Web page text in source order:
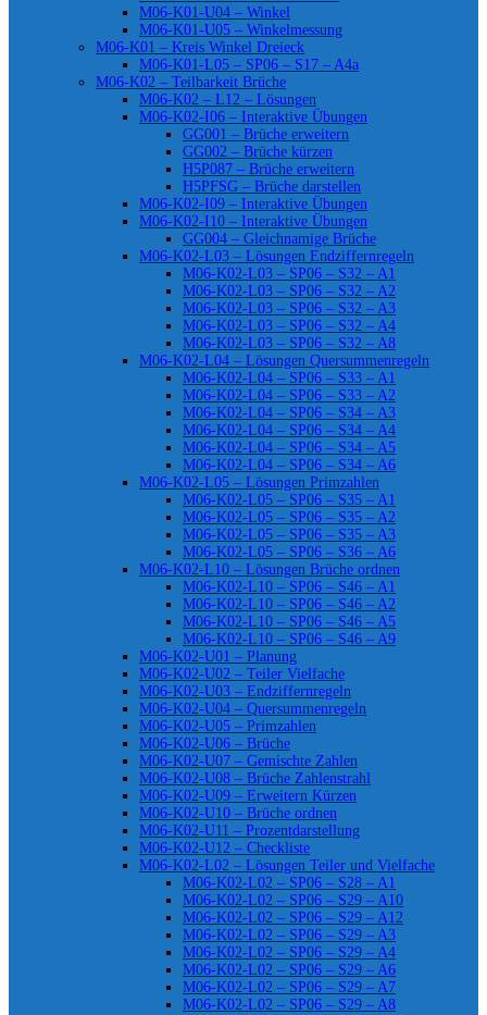
M06-K01-U04 – Winkel
M06-K01-U05 – Winkelmessung
M06-K01 – Kreis Winkel Dreieck
M06-K01-L05 – SP06 – S17 – A4a
M06-K02 – Teilbarkeit Brüche
M06-K02 – L12 – Lösungen
M06-K02-I06 – Interaktive Übungen
GG001 – Brüche erweitern
GG002 – Brüche kürzen
H5P087 – Brüche erweitern
H5PFSG – Brüche darstellen
M06-K02-I09 – Interaktive Übungen
M06-K02-I10 – Interaktive Übungen
GG004 – Gleichnamige Brüche
M06-K02-L03 – Lösungen Endziffernregeln
M06-K02-L03 – SP06 – S32 – A1
M06-K02-L03 – SP06 – S32 – A2
M06-K02-L03 – SP06 – S32 – A3
M06-K02-L03 – SP06 – S32 – A4
M06-K02-L03 – SP06 – S32 – A8
M06-K02-L04 – Lösungen Quersummenregeln
M06-K02-L04 – SP06 – S33 – A1
M06-K02-L04 – SP06 – S33 – A2
M06-K02-L04 – SP06 – S34 – A3
M06-K02-L04 – SP06 – S34 – A4
M06-K02-L04 – SP06 – S34 – A5
M06-K02-L04 – SP06 – S34 – A6
M06-K02-L05 – Lösungen Primzahlen
M06-K02-L05 – SP06 – S35 – A1
M06-K02-L05 – SP06 – S35 – A2
M06-K02-L05 – SP06 – S35 – A3
M06-K02-L05 – SP06 – S36 – A6
M06-K02-L10 – Lösungen Brüche ordnen
M06-K02-L10 – SP06 – S46 – A1
M06-K02-L10 – SP06 – S46 – A2
M06-K02-L10 – SP06 – S46 – A5
M06-K02-L10 – SP06 – S46 – A9
M06-K02-U01 – Planung
M06-K02-U02 – Teiler Vielfache
M06-K02-U03 – Endziffernregeln
M06-K02-U04 – Quersummenregeln
M06-K02-U05 – Primzahlen
M06-K02-U06 – Brüche
M06-K02-U07 – Gemischte Zahlen
M06-K02-U08 – Brüche Zahlenstrahl
M06-K02-U09 – Erweitern Kürzen
M06-K02-U10 – Brüche ordnen
M06-K02-U11 – Prozentdarstellung
M06-K02-U12 – Checkliste
M06-K02-L02 – Lösungen Teiler und Vielfache
M06-K02-L02 – SP06 – S28 – A1
M06-K02-L02 – SP06 – S29 – A10
M06-K02-L02 – SP06 – S29 – A12
M06-K02-L02 – SP06 – S29 – A3
M06-K02-L02 – SP06 – S29 – A4
M06-K02-L02 – SP06 – S29 – A6
M06-K02-L02 – SP06 – S29 – A7
M06-K02-L02 – SP06 – S29 – A8